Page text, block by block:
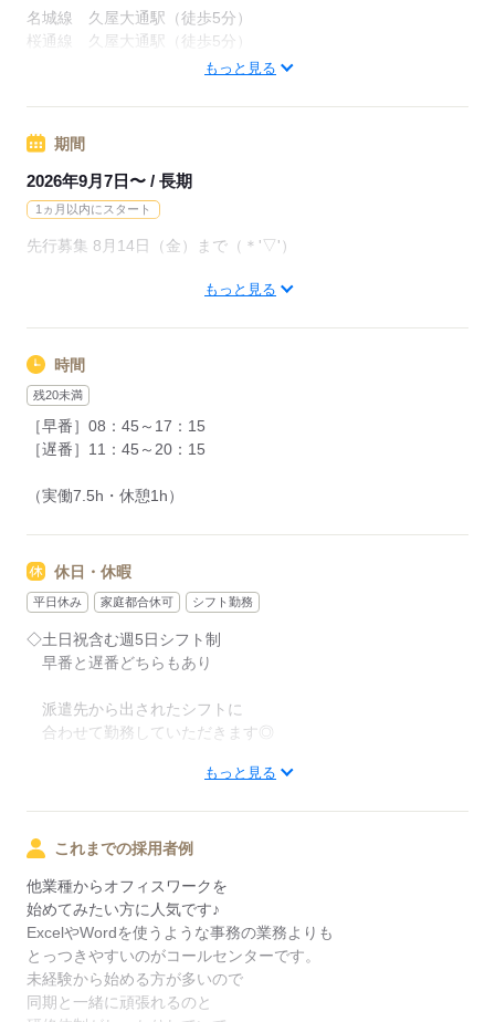
［交通費備考］
規定あり
応募する
名城線 久屋大通駅（徒歩5分）
桜通線 久屋大通駅（徒歩5分）
東山線 栄駅（徒歩10分）もっと見る
期間
2026年9月7日〜 / 長期
1ヵ月以内にスタート
先行募集 8月14日（金）まで（＊'▽'）
もっと見る
時間
残20未満
［早番］08：45～17：15
［遅番］11：45～20：15
（実働7.5h・休憩1h）
休日・休暇
平日休み 家庭都合休可 シフト勤務
◇土日祝含む週5日シフト制
早番と遅番どちらもあり
派遣先から出されたシフトに
合わせて勤務していただきます◎
もっと見る
これまでの採用者例
他業種からオフィスワークを
始めてみたい方に人気です♪
ExcelやWordを使うような事務の業務よりも
とっつきやすいのがコールセンターです。
未経験から始める方が多いので
同期と一緒に頑張れるのと